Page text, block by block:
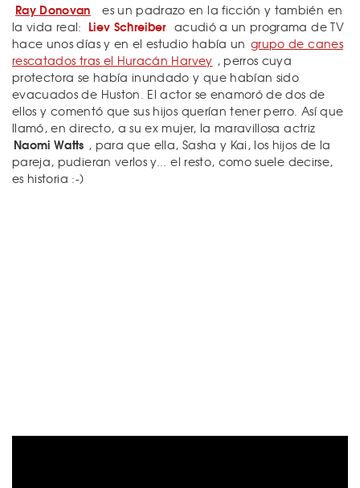
Ray Donovan
es un padrazo en la ficción y también en
la vida real: Liev Schreiber acudió a un programa de TV
hace unos días y en el estudio había un grupo de canes
rescatados tras el Huracán Harvey , perros cuya
protectora se había inundado y que habían sido
evacuados de Huston. El actor se enamoró de dos de
ellos y comentó que sus hijos querían tener perro. Así que
llamó, en directo, a su ex mujer, la maravillosa actriz
Naomi Watts , para que ella, Sasha y Kai, los hijos de la
pareja, pudieran verlos y... el resto, como suele decirse,
es historia :-)